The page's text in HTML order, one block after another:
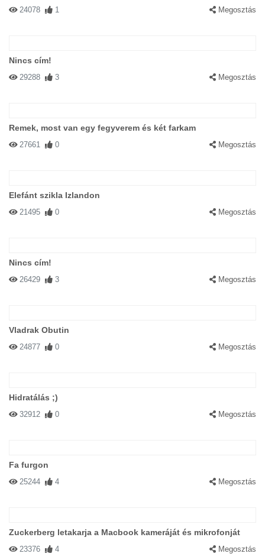
24078 1 Megosztás
Nincs cím!
29288 3 Megosztás
Remek, most van egy fegyverem és két farkam
27661 0 Megosztás
Elefánt szikla Izlandon
21495 0 Megosztás
Nincs cím!
26429 3 Megosztás
Vladrak Obutin
24877 0 Megosztás
Hidratálás ;)
32912 0 Megosztás
Fa furgon
25244 4 Megosztás
Zuckerberg letakarja a Macbook kameráját és mikrofonját
23376 4 Megosztás